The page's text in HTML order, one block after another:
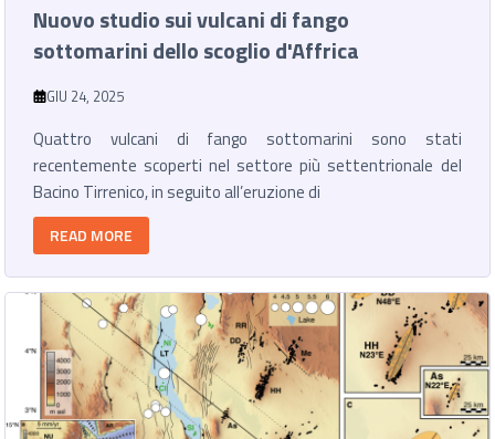
Nuovo studio sui vulcani di fango
sottomarini dello scoglio d'Affrica
GIU 24, 2025
Quattro vulcani di fango sottomarini sono stati
recentemente scoperti nel settore più settentrionale del
Bacino Tirrenico, in seguito all’eruzione di
READ MORE